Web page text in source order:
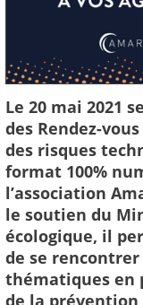
Le 20 mai 2021
des Rendez-
des risques
format 100%
l’association
le soutien du
écologique, il
de se rencontrer
thématiques en
de la prévention